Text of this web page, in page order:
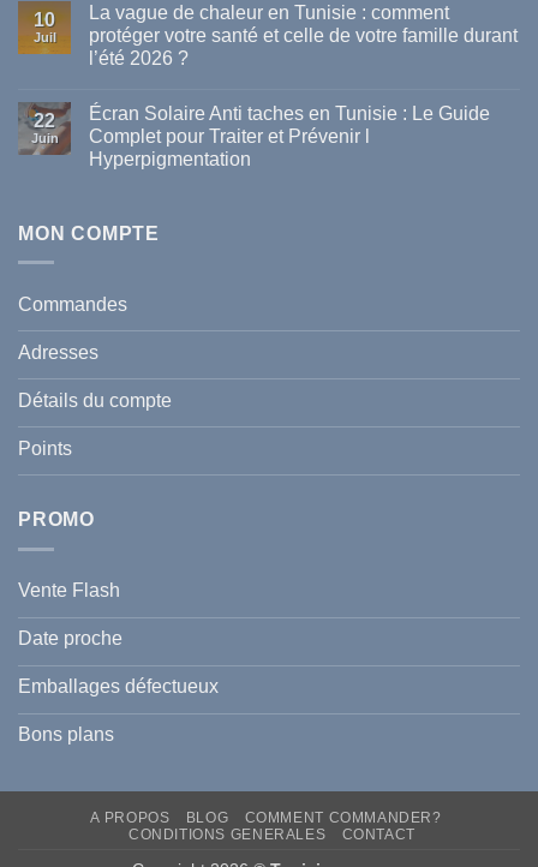
sur
meilleures
marques
disponibles
en
Tunisie
10
Juil
La vague de chaleur en Tunisie : comment
protéger votre santé et celle de votre famille durant
l’été 2026 ?
sur
La
vague
de
comment
et
celle
de
votre
famille
durant
l’été
2026
?
22
Juin
Écran Solaire Anti taches en Tunisie : Le Guide
Complet pour Traiter et Prévenir l
Hyperpigmentation
Écran
Solaire
Tunisie
Guide
Traiter
Prévenir
MON COMPTE
Commandes
Adresses
Détails du compte
Points
PROMO
Vente Flash
Date proche
Emballages défectueux
Bons plans
A PROPOS BLOG
COMMENT COMMANDER?
CONDITIONS GENERALES
CONTACT